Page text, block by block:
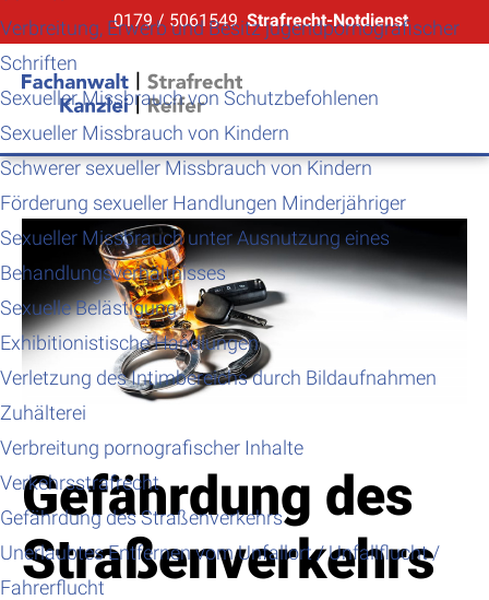
0179 / 5061549 Strafrecht-Notdienst
Verbreitung, Erwerb und Besitz jugendpornografischer
Schriften
Sexueller Missbrauch von Schutzbefohlenen
Sexueller Missbrauch von Kindern
Schwerer sexueller Missbrauch von Kindern
Förderung sexueller Handlungen Minderjähriger
Sexueller Missbrauch unter Ausnutzung eines
Behandlungsverhältnisses
Sexuelle Belästigung
Exhibitionistische Handlungen
Verletzung des Intimbereichs durch Bildaufnahmen
Zuhälterei
Verbreitung pornografischer Inhalte
Verkehrsstrafrecht
Gefährdung des Straßenverkehrs
Unerlaubtes Entfernen vom Unfallort / Unfallflucht /
Fahrerflucht
Gefährdung des
Straßenverkehrs